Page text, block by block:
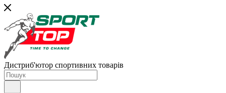
Дистриб'ютор спортивних товарів